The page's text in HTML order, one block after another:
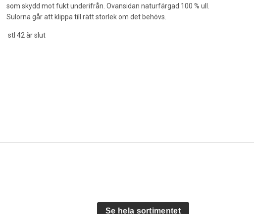
som skydd mot fukt underifrån. Ovansidan naturfärgad 100 % ull.
Sulorna går att klippa till rätt storlek om det behövs.
stl 42 är slut
Se hela sortimentet